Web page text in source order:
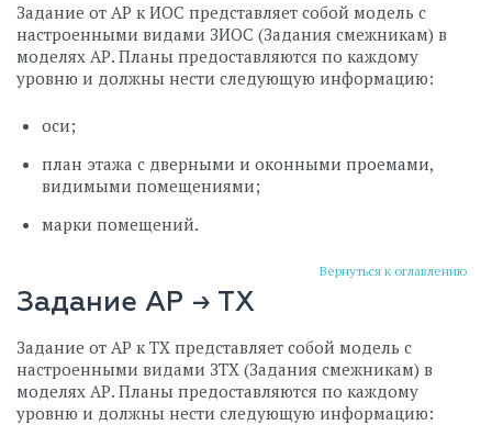
Задание от АР к ИОС представляет собой модель с
настроенными видами ЗИОС (Задания смежникам) в
моделях АР. Планы предоставляются по каждому
уровню и должны нести следующую информацию:
оси;
план этажа с дверными и оконными проемами,
видимыми помещениями;
марки помещений.
Вернуться к оглавлению
Задание АР → ТХ
Задание от АР к ТХ представляет собой модель с
настроенными видами ЗТХ (Задания смежникам) в
моделях АР. Планы предоставляются по каждому
уровню и должны нести следующую информацию: